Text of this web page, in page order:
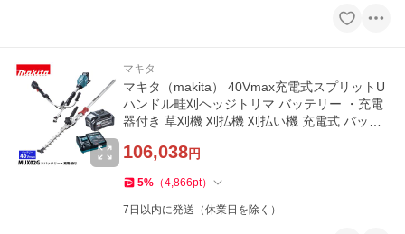
マキタ
マキタ（makita） 40Vmax充電式スプリットU
ハンドル畦刈ヘッジトリマ バッテリー ・充電
器付き 草刈機 刈払機 刈払い機 充電式 バッテ
106,038円
5% （4,866pt）
7日以内に発送（休業日を除く）